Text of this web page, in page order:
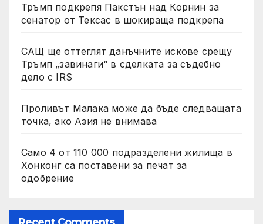
Тръмп подкрепя Пакстън над Корнин за
сенатор от Тексас в шокираща подкрепа
САЩ ще оттеглят данъчните искове срещу
Тръмп „завинаги“ в сделката за съдебно
дело с IRS
Проливът Малака може да бъде следващата
точка, ако Азия не внимава
Само 4 от 110 000 подразделени жилища в
Хонконг са поставени за печат за
одобрение